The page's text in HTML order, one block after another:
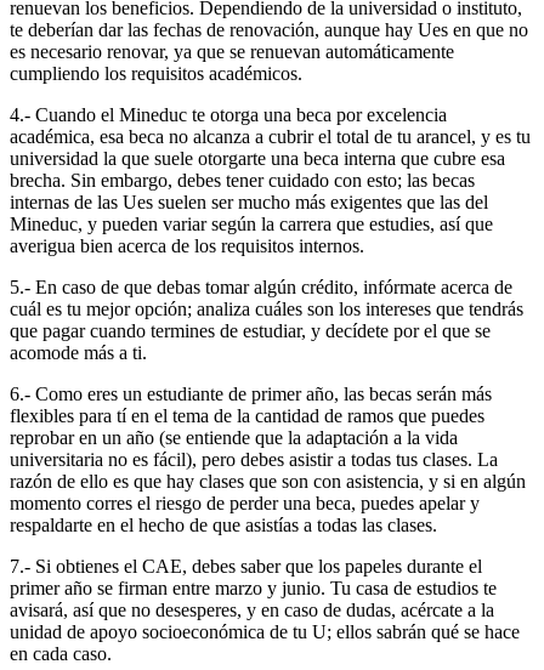
renuevan los beneficios. Dependiendo de la universidad o instituto,
te deberían dar las fechas de renovación, aunque hay Ues en que no
es necesario renovar, ya que se renuevan automáticamente
cumpliendo los requisitos académicos.
4.- Cuando el Mineduc te otorga una beca por excelencia
académica, esa beca no alcanza a cubrir el total de tu arancel, y es tu
universidad la que suele otorgarte una beca interna que cubre esa
brecha. Sin embargo, debes tener cuidado con esto; las becas
internas de las Ues suelen ser mucho más exigentes que las del
Mineduc, y pueden variar según la carrera que estudies, así que
averigua bien acerca de los requisitos internos.
5.- En caso de que debas tomar algún crédito, infórmate acerca de
cuál es tu mejor opción; analiza cuáles son los intereses que tendrás
que pagar cuando termines de estudiar, y decídete por el que se
acomode más a ti.
6.- Como eres un estudiante de primer año, las becas serán más
flexibles para tí en el tema de la cantidad de ramos que puedes
reprobar en un año (se entiende que la adaptación a la vida
universitaria no es fácil), pero debes asistir a todas tus clases. La
razón de ello es que hay clases que son con asistencia, y si en algún
momento corres el riesgo de perder una beca, puedes apelar y
respaldarte en el hecho de que asistías a todas las clases.
7.- Si obtienes el CAE, debes saber que los papeles durante el
primer año se firman entre marzo y junio. Tu casa de estudios te
avisará, así que no desesperes, y en caso de dudas, acércate a la
unidad de apoyo socioeconómica de tu U; ellos sabrán qué se hace
en cada caso.